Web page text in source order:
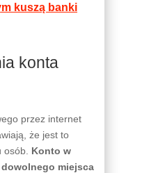
kuszą banki
konta
przez internet
że jest to
Konto w
dowolnego miejsca